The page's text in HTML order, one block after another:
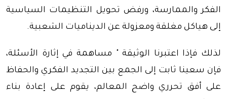
الفكر والممارسة، ورفض تحويل التنظيمات السياسية
إلى هياكل مغلقة ومعزولة عن الديناميات الشعبية.
لذلك فإذا اعتبرنا الوثيقة " مساهمة في إثارة الأسئلة،
فإن سعينا ثابت إلى الجمع بين التجديد الفكري والحفاظ
على أفق تحرري واضح المعالم، يقوم على إعادة بناء